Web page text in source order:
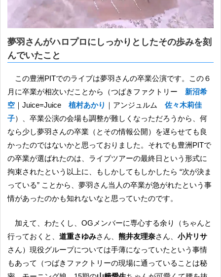
夢羽さんがハロプロにしっかりとしたその歩みを刻
んでいたこと
この豊洲PITでのライブは夢羽さんの卒業公演です。この６
月に卒業が相次いだことから（つばきファクトリー 新沼希
空 ｜Juice=Juice 植村あかり ｜アンジュルム 佐々木莉佳
子）、卒業公演の会場も調整が難しくなっただろうから、何
なら少し夢羽さんの卒業（とその情報公開）を遅らせても良
かったのではないかと思っておりました。それでも豊洲PITで
の卒業が選ばれたのは、ライブツアーの最終日という形式に
拘束されたという以上に、もしかしてもしかしたら “次が決ま
っている” ことから、夢羽さん当人の卒業が急がれたという事
情があったのかも知れないなと思っていたのです。
加えて、わたくし、OGメンバーに専心する余り（ちゃんと
行っておくと、 道重さゆみさん、 熊井友理奈さん、 小片リサ
さん）現役グループについては手薄になっていたという事情
もあって（つばきファクトリーの現場に通っていることは秘